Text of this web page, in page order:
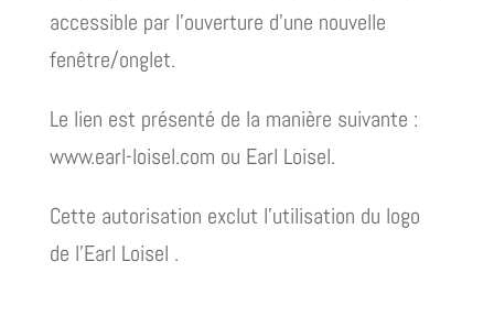
accessible par l’ouverture d’une nouvelle
fenêtre/onglet.
Le lien est présenté de la manière suivante :
www.earl-loisel.com ou Earl Loisel.
Cette autorisation exclut l’utilisation du logo
de l’Earl Loisel .